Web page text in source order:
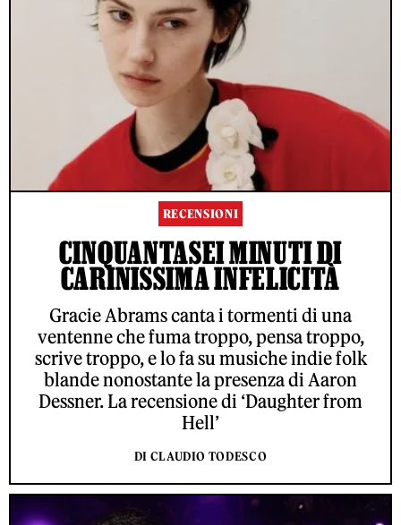
RECENSIONI
CINQUANTASEI MINUTI DI
CARINISSIMA INFELICITÀ
Gracie Abrams canta i tormenti di una
ventenne che fuma troppo, pensa troppo,
scrive troppo, e lo fa su musiche indie folk
blande nonostante la presenza di Aaron
Dessner. La recensione di ‘Daughter from
Hell’
DI CLAUDIO TODESCO